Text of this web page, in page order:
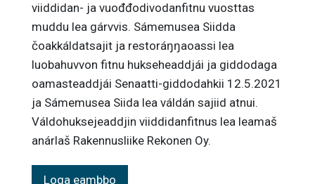
viiddidan- ja vuođđodivodanfitnu vuosttas
muddu lea gárvvis. Sámemusea Siidda
čoakkáldatsajit ja restoráŋŋaoassi lea
luobahuvvon fitnu hukseheaddjái ja giddodaga
oamasteaddjái Senaatti-giddodahkii 12.5.2021
ja Sámemusea Siida lea váldán sajiid atnui.
Váldohuksejeaddjin viiddidanfitnus lea leamaš
anárlaš Rakennusliike Rekonen Oy.
Loga eambbo